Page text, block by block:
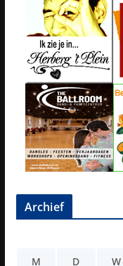
Archief
M
D W